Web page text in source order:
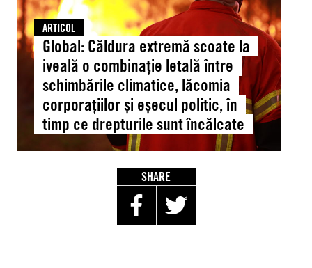
o
combinație
letală
între
schimbările
climatice,
lăcomia
corporațiilor
ARTICOL
Global: Căldura extremă scoate la
iveală o combinație letală între
schimbările climatice, lăcomia
corporațiilor și eșecul politic, în
timp ce drepturile sunt încălcate
SHARE